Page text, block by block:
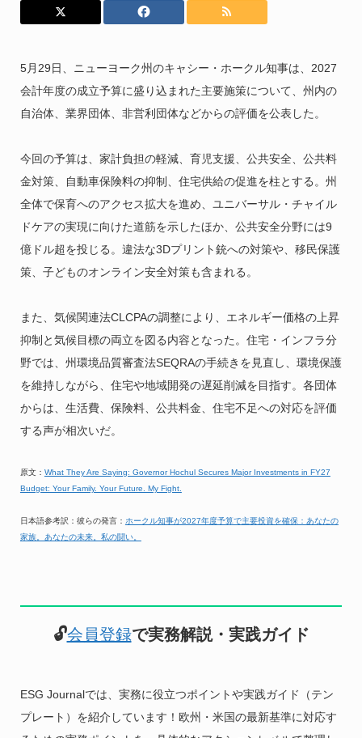
5月29日、ニューヨーク州のキャシー・ホークル知事は、2027
会計年度の成立予算に盛り込まれた主要施策について、州内の
自治体、業界団体、非営利団体などからの評価を公表した。
今回の予算は、家計負担の軽減、育児支援、公共安全、公共料
金対策、自動車保険料の抑制、住宅供給の促進を柱とする。州
全体で保育へのアクセス拡大を進め、ユニバーサル・チャイル
ドケアの実現に向けた道筋を示したほか、公共安全分野には9
億ドル超を投じる。違法な3Dプリント銃への対策や、移民保護
策、子どものオンライン安全対策も含まれる。
また、気候関連法CLCPAの調整により、エネルギー価格の上昇
抑制と気候目標の両立を図る内容となった。住宅・インフラ分
野では、州環境品質審査法SEQRAの手続きを見直し、環境保護
を維持しながら、住宅や地域開発の遅延削減を目指す。各団体
からは、生活費、保険料、公共料金、住宅不足への対応を評価
する声が相次いだ。
原文： What They Are Saying: Governor Hochul Secures Major Investments in FY27
Budget: Your Family. Your Future. My Fight.
日本語参考訳：彼らの発言： ホークル知事が2027年度予算で主要投資を確保：あなたの
家族。あなたの未来。私の闘い。
🔓会員登録で実務解説・実践ガイド
ESG Journalでは、実務に役立つポイントや実践ガイド（テン
プレート）を紹介しています！欧州・米国の最新基準に対応す